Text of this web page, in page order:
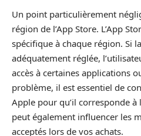
Un point particulièrement
région de l’App Store. L’App
spécifique à chaque région. Si
adéquatement réglée,
accès à certaines applications
problème, il est essentiel de
Apple pour qu’il corresponde à
peut également influencer les
acceptés lors de vos achats.